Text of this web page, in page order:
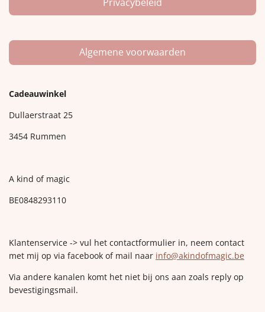
Algemene voorwaarden
Cadeauwinkel
Dullaerstraat 25
3454 Rummen
A kind of magic
BE0848293110
Klantenservice -> vul het contactformulier in, neem contact
met mij op via facebook of mail naar info@akindofmagic.be
Via andere kanalen komt het niet bij ons aan zoals reply op
bevestigingsmail.